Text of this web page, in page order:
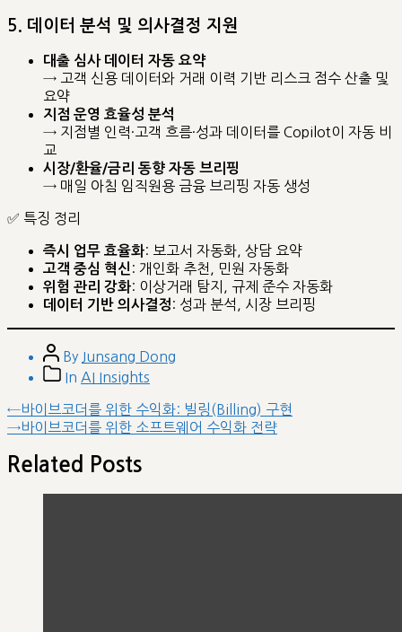
5. 데이터 분석 및 의사결정 지원
대출 심사 데이터 자동 요약
→ 고객 신용 데이터와 거래 이력 기반 리스크 점수 산출 및
요약
지점 운영 효율성 분석
→ 지점별 인력·고객 흐름·성과 데이터를 Copilot이 자동 비
교
시장/환율/금리 동향 자동 브리핑
→ 매일 아침 임직원용 금융 브리핑 자동 생성
✅ 특징 정리
즉시 업무 효율화: 보고서 자동화, 상담 요약
고객 중심 혁신 : 개인화 추천, 민원 자동화
위험 관리 강화: 이상거래 탐지, 규제 준수 자동화
데이터 기반 의사결정 : 성과 분석, 시장 브리핑
Post
author
By Junsang Dong
PostIn AI Insights
글
내
비
게
←Previous
post:
바이브코더를 위한 수익화: 빌링(Billing) 구현
→Next
바이브코더를 위한 소프트웨어 수익화 전략
Related Posts